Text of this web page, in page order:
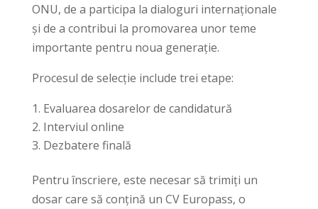
ONU, de a participa la dialoguri internaționale
și de a contribui la promovarea unor teme
importante pentru noua generație.
Procesul de selecție include trei etape:
Evaluarea dosarelor de candidatură
Interviul online
Dezbatere finală
Pentru înscriere, este necesar să trimiți un
dosar care să conțină un CV Europass, o